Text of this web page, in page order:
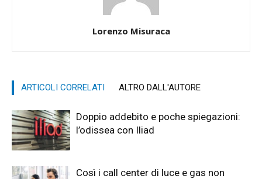
Lorenzo Misuraca
ARTICOLI CORRELATI ALTRO DALL'AUTORE
Doppio addebito e poche spiegazioni:
l’odissea con Iliad
Così i call center di luce e gas non